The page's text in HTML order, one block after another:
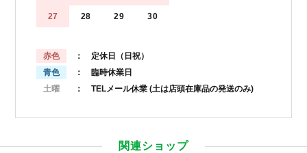
27 28 29 30
赤色
： 定休日（日祝）
青色
： 臨時休業日
土曜
： TELメール休業 (土は店頭在庫品の発送のみ)
関連ショップ